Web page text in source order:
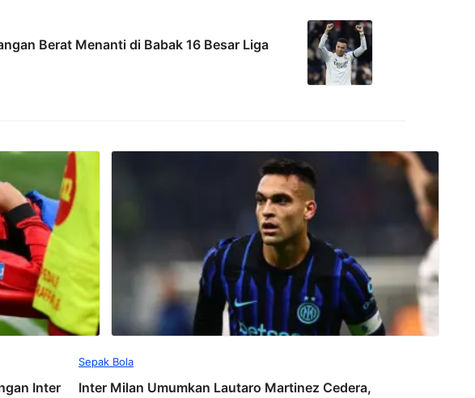
Berat Menanti di Babak 16 Besar Liga
Inter
Sepak Bola
Inter Milan Umumkan Lautaro Martinez Cedera,